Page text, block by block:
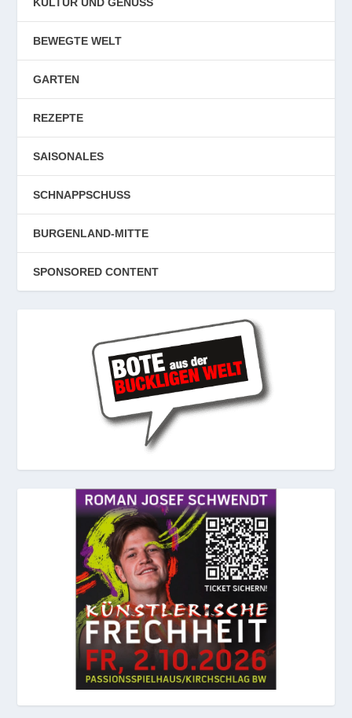
BEWEGTE WELT
GARTEN
REZEPTE
SAISONALES
SCHNAPPSCHUSS
BURGENLAND-MITTE
SPONSORED CONTENT